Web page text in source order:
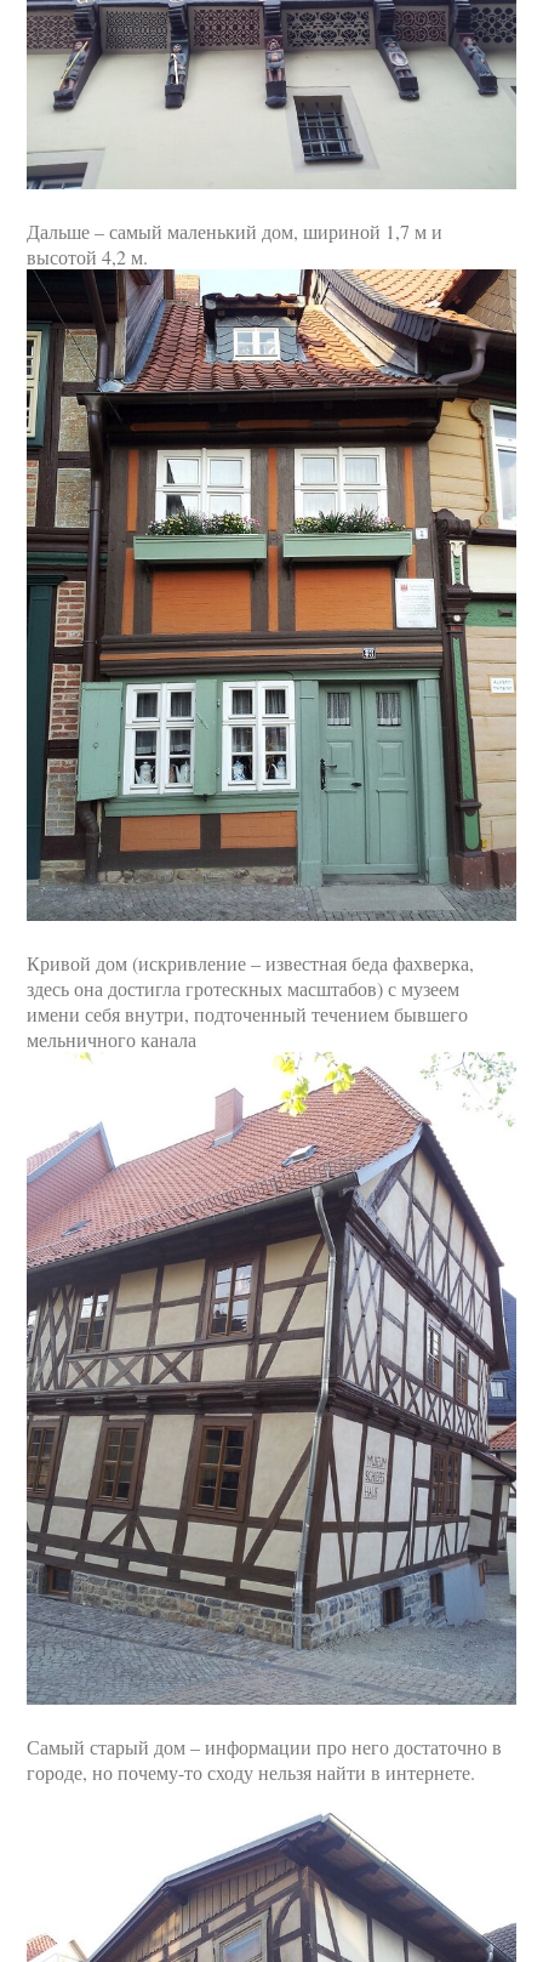
Дальше – самый маленький дом, шириной 1,7 м и
высотой 4,2 м.
Кривой дом (искривление – известная беда фахверка,
здесь она достигла гротескных масштабов) с музеем
имени себя внутри, подточенный течением бывшего
мельничного канала
Самый старый дом – информации про него достаточно в
городе, но почему-то сходу нельзя найти в интернете.